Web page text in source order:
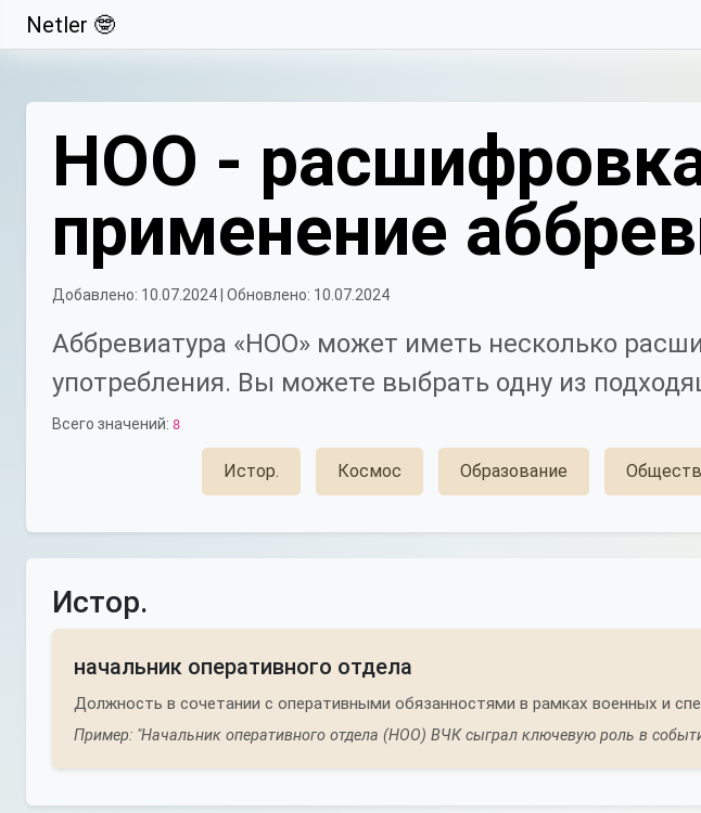
Свернуть
Netler 🤓
НОО -
применение
Добавлено: 10.07.2024 | Обновлено: 10.07.2024
Аббревиатура «НОО» может иметь несколько
употребления. Вы можете выбрать одну из
Всего значений: 8
Истор. Космос Образование
Истор.
начальник оперативного отдела
Должность в сочетании с оперативными обязанностями в рамках военных и
Пример: "Начальник оперативного отдела (НОО) ВЧК сыграл ключевую роль в